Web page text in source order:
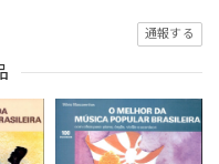
通報する